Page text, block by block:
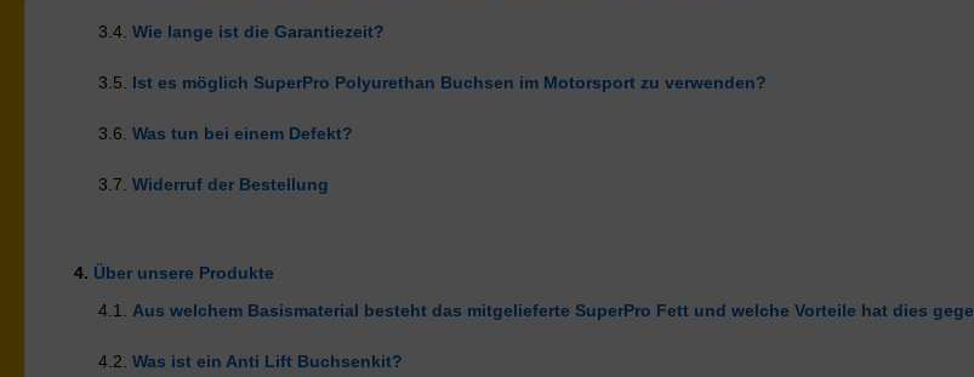
3.4. Wie lange ist die Garantiezeit?
3.5. Ist es möglich SuperPro Polyurethan Buchsen im Motorsport zu verwenden?
3.6. Was tun bei einem Defekt?
3.7. Widerruf der Bestellung
4. Über unsere Produkte
4.1. Aus welchem Basismaterial besteht das mitgelieferte SuperPro Fett und welche Vorteile hat dies
4.2. Was ist ein Anti Lift Buchsenkit?